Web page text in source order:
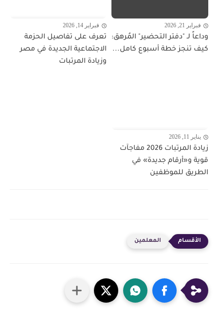
فبراير 21, 2026
وداعاً لـ "دفتر التحضير" المُرهق:
كيف تنجز خطة أسبوع كامل...
فبراير 14, 2026
تعرف على تفاصيل الحزمة
الاجتماعية الجديدة في مصر
وزيادة المرتبات
يناير 11, 2026
زيادة المرتبات 2026 مفاجآت
قوية و«أرقام جديدة» في
الطريق للموظفين
المعلمين